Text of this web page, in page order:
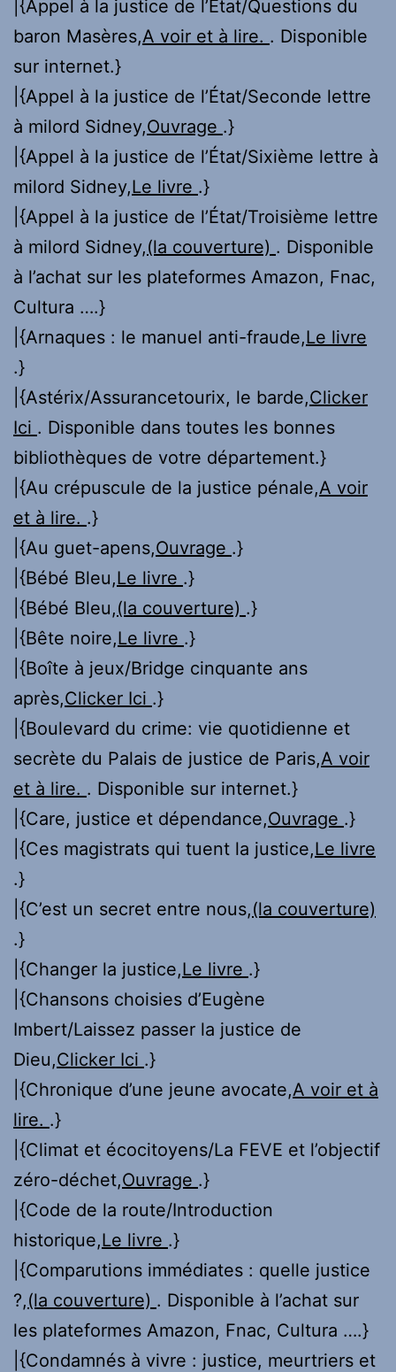
|{Appel à la justice de l’État/Questions du
baron Masères,A voir et à lire. . Disponible
sur internet.}
|{Appel à la justice de l’État/Seconde lettre
à milord Sidney,Ouvrage .}
|{Appel à la justice de l’État/Sixième lettre à
milord Sidney,Le livre .}
|{Appel à la justice de l’État/Troisième lettre
à milord Sidney,(la couverture) . Disponible
à l’achat sur les plateformes Amazon, Fnac,
Cultura ….}
|{Arnaques : le manuel anti-fraude,Le livre
.}
|{Astérix/Assurancetourix, le barde,Clicker
Ici . Disponible dans toutes les bonnes
bibliothèques de votre département.}
|{Au crépuscule de la justice pénale,A voir
et à lire. .}
|{Au guet-apens,Ouvrage .}
|{Bébé Bleu,Le livre .}
|{Bébé Bleu,(la couverture) .}
|{Bête noire,Le livre .}
|{Boîte à jeux/Bridge cinquante ans
après,Clicker Ici .}
|{Boulevard du crime: vie quotidienne et
secrète du Palais de justice de Paris,A voir
et à lire. . Disponible sur internet.}
|{Care, justice et dépendance,Ouvrage .}
|{Ces magistrats qui tuent la justice,Le livre
.}
|{C’est un secret entre nous,(la couverture)
.}
|{Changer la justice,Le livre .}
|{Chansons choisies d’Eugène
Imbert/Laissez passer la justice de
Dieu,Clicker Ici .}
|{Chronique d’une jeune avocate,A voir et à
lire. .}
|{Climat et écocitoyens/La FEVE et l’objectif
zéro-déchet,Ouvrage .}
|{Code de la route/Introduction
historique,Le livre .}
|{Comparutions immédiates : quelle justice
?,(la couverture) . Disponible à l’achat sur
les plateformes Amazon, Fnac, Cultura ….}
|{Condamnés à vivre : justice, meurtriers et